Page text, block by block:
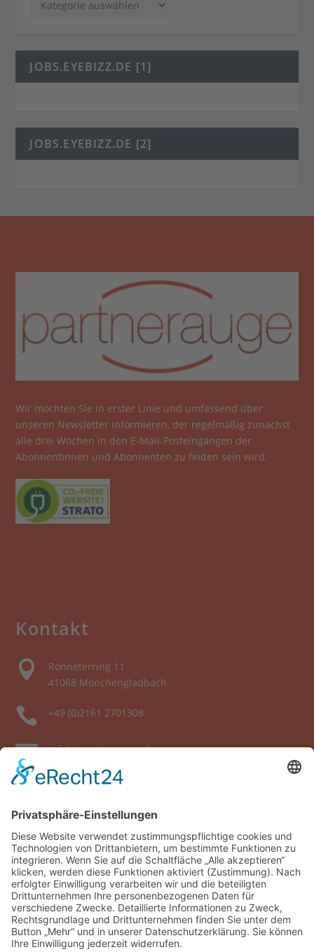
JOBS.EYEBIZZ.DE [1]
JOBS.EYEBIZZ.DE [2]
Wir möchten Sie in erster Linie und umfassend über
unseren Newsletter informieren, der regelmäßig zunächst
alle drei Wochen in den E-Mail-Posteingängen der
Abonnentinnen und Abonnenten zu finden sein wird.
Kontakt

Rönneterring 11
41068 Mönchengladbach
 +49 (0)2161 2701308
 info(at)partnerauge.de
Links
Impressum
Datenschutzerklärung
akademie.partnerauge.de